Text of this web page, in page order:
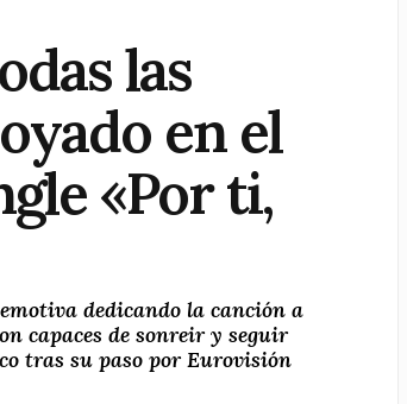
las
en el
«Por ti,
dedicando la canción a
capaces de sonreir y seguir
tras su paso por Eurovisión